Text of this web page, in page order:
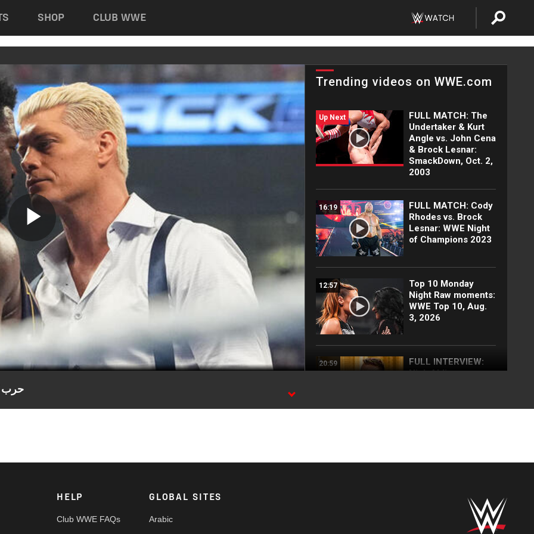
SHOP CLUB WWE
Play
Video
Trending videos on WWE.com
Up Next
FULL MATCH: The
Undertaker & Kurt
Angle vs. John Cena
& Brock Lesnar:
SmackDown, Oct. 2,
2003
16:19
FULL MATCH: Cody
Rhodes vs. Brock
Lesnar: WWE Night
of Champions 2023
12:57
Top 10 Monday
Night Raw moments:
WWE Top 10, Aug.
3, 2026
20:59
FULL INTERVIEW:
Nick Aldis
SummerSlam recap:
Aug. 3, 2026
EXCLUSIVE: Royce
حرب
HELP
Club WWE FAQs
GLOBAL SITES
Arabic